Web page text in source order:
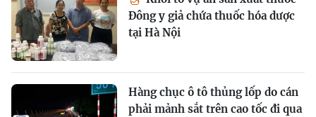
Đông y giả chứa thuốc hóa dược
tại Hà Nội
Hàng chục ô tô thủng lốp do cán
phải mảnh sắt trên cao tốc đi qua